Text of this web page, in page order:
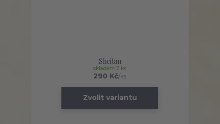
Sheitan
290 Kč/ks
skladem 2 ks
Zvolit variantu